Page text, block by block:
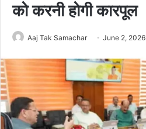
को करनी होगी कारपूल
Aaj Tak Samachar June 2, 2026